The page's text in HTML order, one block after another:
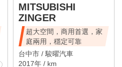
MITSUBISHI
ZINGER
超大空間，商用首選，家
庭兩用，穩定可靠
台中市 / 駿曜汽車
2017年 / km